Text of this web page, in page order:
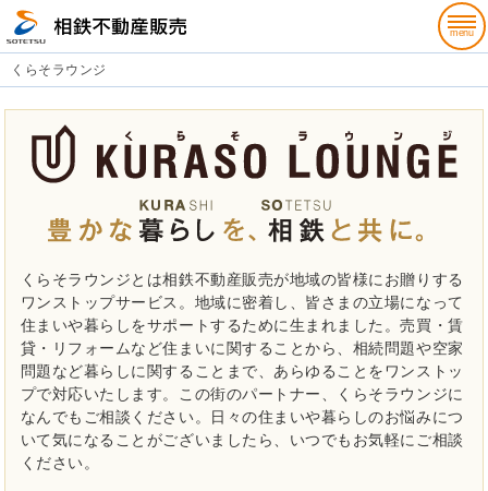
くらそラウンジ
くらそラウンジとは相鉄不動産販売が地域の皆様にお贈りする
ワンストップサービス。地域に密着し、皆さまの立場になって
住まいや暮らしをサポートするために生まれました。売買・賃
貸・リフォームなど住まいに関することから、相続問題や空家
問題など暮らしに関することまで、あらゆることをワンストッ
プで対応いたします。この街のパートナー、くらそラウンジに
なんでもご相談ください。日々の住まいや暮らしのお悩みにつ
いて気になることがございましたら、いつでもお気軽にご相談
ください。